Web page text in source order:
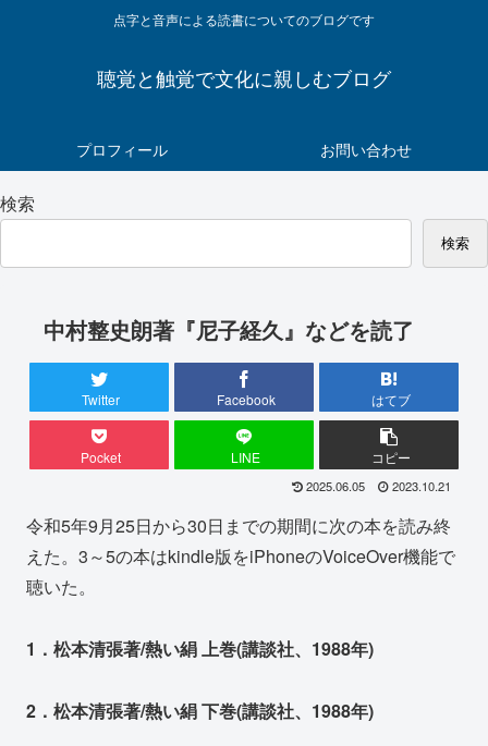
点字と音声による読書についてのブログです
聴覚と触覚で文化に親しむブログ
プロフィール お問い合わせ
検索
検索
中村整史朗著『尼子経久』などを読了
Twitter Facebook はてブ
Pocket LINE コピー
2025.06.05 2023.10.21
令和5年9月25日から30日までの期間に次の本を読み終
えた。3～5の本はkindle版をiPhoneのVoiceOver機能で
聴いた。
1．松本清張著/熱い絹 上巻(講談社、1988年)
2．松本清張著/熱い絹 下巻(講談社、1988年)